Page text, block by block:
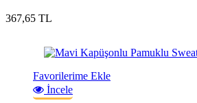
367,65 TL
Favorilerime Ekle
İncele